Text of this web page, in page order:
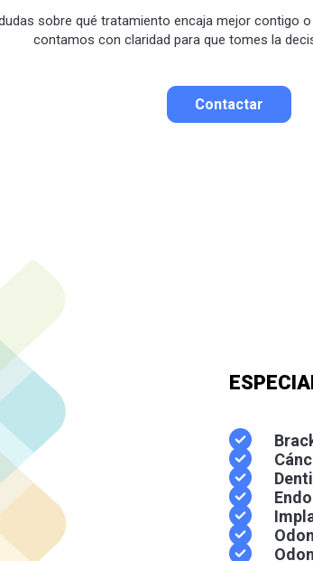
sobre qué tratamiento encaja mejor contigo
contamos con claridad para que tomes la
Contactar